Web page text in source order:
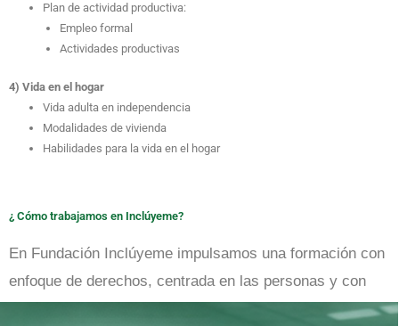
Plan de actividad productiva:
Empleo formal
Actividades productivas
4) Vida en el hogar
Vida adulta en independencia
Modalidades de vivienda
Habilidades para la vida en el hogar
¿ Cómo trabajamos en Inclúyeme?
En Fundación Inclúyeme impulsamos una formación con
enfoque de derechos, centrada en las personas y con